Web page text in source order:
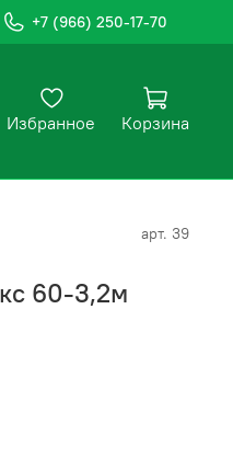
+7 (966) 250-17-70
Избранное Корзина
арт. 39
60-3,2м